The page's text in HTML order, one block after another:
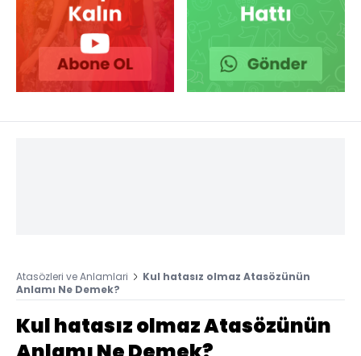
Atasözleri ve Anlamlari
Kul hatasız olmaz Atasözünün
Anlamı Ne Demek?
Kul hatasız olmaz Atasözünün